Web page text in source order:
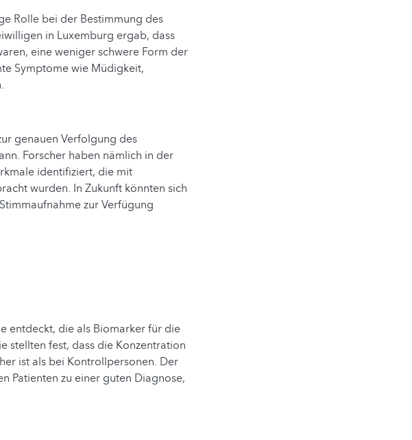
Rolle bei der Bestimmung des
in Luxemburg ergab, dass
eine weniger schwere Form der
Symptome wie Müdigkeit,
genauen Verfolgung des
Forscher haben nämlich in der
identifiziert, die mit
wurden. In Zukunft könnten sich
zur Verfügung
entdeckt, die als Biomarker für die
stellten fest, dass die Konzentration
ist als bei Kontrollpersonen. Der
Patienten zu einer guten Diagnose,